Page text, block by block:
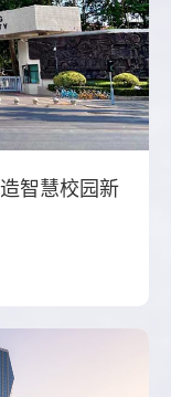
智慧校园新